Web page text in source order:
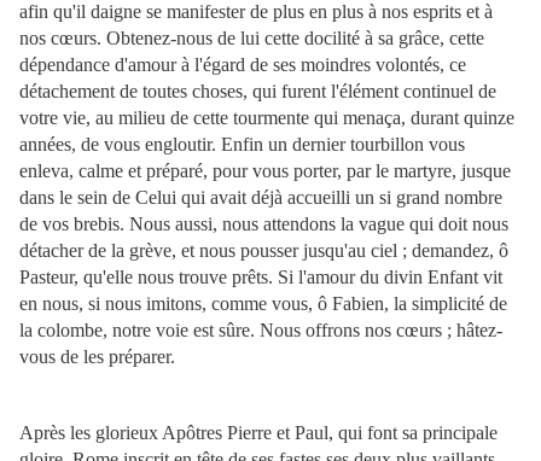
afin qu'il daigne se manifester de plus en plus à nos esprits et à
nos cœurs. Obtenez-nous de lui cette docilité à sa grâce, cette
dépendance d'amour à l'égard de ses moindres volontés, ce
détachement de toutes choses, qui furent l'élément continuel de
votre vie, au milieu de cette tourmente qui menaça, durant quinze
années, de vous engloutir. Enfin un dernier tourbillon vous
enleva, calme et préparé, pour vous porter, par le martyre, jusque
dans le sein de Celui qui avait déjà accueilli un si grand nombre
de vos brebis. Nous aussi, nous attendons la vague qui doit nous
détacher de la grève, et nous pousser jusqu'au ciel ; demandez, ô
Pasteur, qu'elle nous trouve prêts. Si l'amour du divin Enfant vit
en nous, si nous imitons, comme vous, ô Fabien, la simplicité de
la colombe, notre voie est sûre. Nous offrons nos cœurs ; hâtez-
vous de les préparer.
Après les glorieux Apôtres Pierre et Paul, qui font sa principale